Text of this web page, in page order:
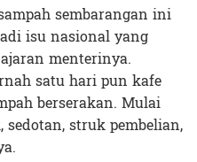
sembarangan ini
isu nasional yang
menterinya.
satu hari pun kafe
berserakan. Mulai
struk pembelian,